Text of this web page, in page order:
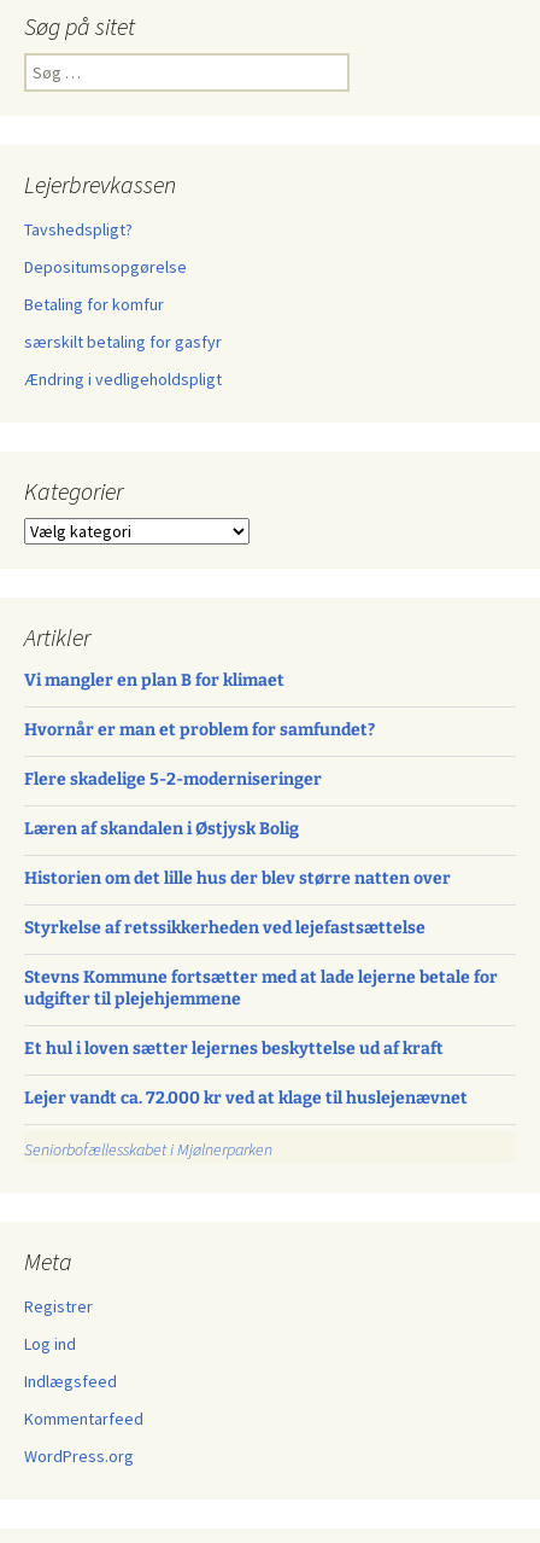
Søg på sitet
Søg
efter:
Lejerbrevkassen
Tavshedspligt?
Depositumsopgørelse
Betaling for komfur
særskilt betaling for gasfyr
Ændring i vedligeholdspligt
Kategorier
Kategorier
Artikler
Vi mangler en plan B for klimaet
Hvornår er man et problem for samfundet?
Flere skadelige 5-2-moderniseringer
Læren af skandalen i Østjysk Bolig
Historien om det lille hus der blev større natten over
Styrkelse af retssikkerheden ved lejefastsættelse
Stevns Kommune fortsætter med at lade lejerne betale for
udgifter til plejehjemmene
Et hul i loven sætter lejernes beskyttelse ud af kraft
Lejer vandt ca. 72.000 kr ved at klage til huslejenævnet
Seniorbofællesskabet i Mjølnerparken
Meta
Registrer
Log ind
Indlægsfeed
Kommentarfeed
WordPress.org